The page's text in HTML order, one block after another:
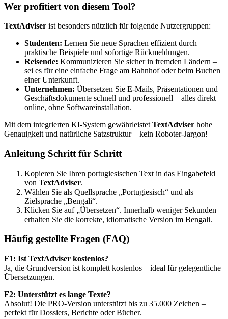
Wer profitiert von diesem Tool?
TextAdviser ist besonders nützlich für folgende Nutzergruppen:
Studenten: Lernen Sie neue Sprachen effizient durch
praktische Beispiele und sofortige Rückmeldungen.
Reisende: Kommunizieren Sie sicher in fremden Ländern –
sei es für eine einfache Frage am Bahnhof oder beim Buchen
einer Unterkunft.
Unternehmen: Übersetzen Sie E-Mails, Präsentationen und
Geschäftsdokumente schnell und professionell – alles direkt
online, ohne Softwareinstallation.
Mit dem integrierten KI-System gewährleistet TextAdviser hohe
Genauigkeit und natürliche Satzstruktur – kein Roboter-Jargon!
Anleitung Schritt für Schritt
Kopieren Sie Ihren portugiesischen Text in das Eingabefeld
von TextAdviser.
Wählen Sie als Quellsprache „Portugiesisch“ und als
Zielsprache „Bengali“.
Klicken Sie auf „Übersetzen“. Innerhalb weniger Sekunden
erhalten Sie die korrekte, idiomatische Version im Bengali.
Häufig gestellte Fragen (FAQ)
F1: Ist TextAdviser kostenlos?
Ja, die Grundversion ist komplett kostenlos – ideal für gelegentliche
Übersetzungen.
F2: Unterstützt es lange Texte?
Absolut! Die PRO-Version unterstützt bis zu 35.000 Zeichen –
perfekt für Dossiers, Berichte oder Bücher.